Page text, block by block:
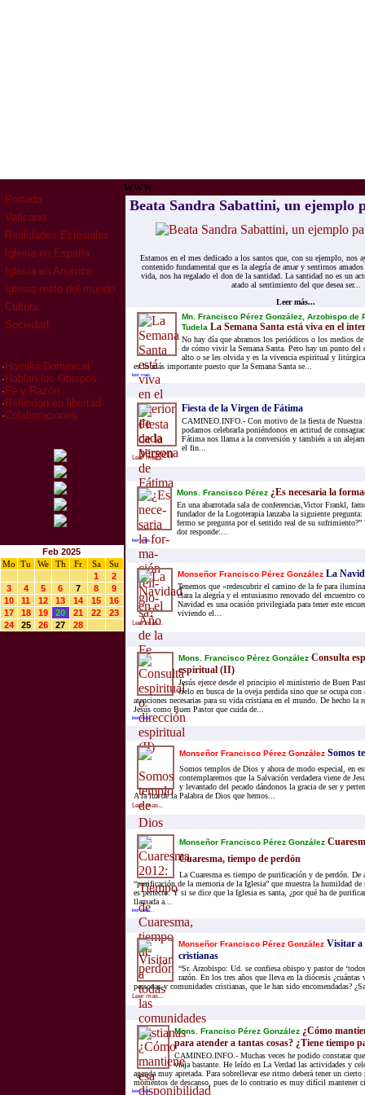
Portada
Vaticano
Realidades Eclesiales
Iglesia en España
Iglesia en América
Iglesia resto del mundo
Cultura
Sociedad
· Homilia Dominical
· Hablan los Obispos
· Fe y Razón
· Reflexion en libertad
·Colaboraciones
Feb 2025
Mo
Tu We Th Fr Sa
Su
1
2
3
4 5 6 7 8
9
10
11 12 13 14 15
16
17
18 19 20 21 22
23
24
25 26 27 28
www
Beata Sandra Sabattini, un ejemplo
Estamos en el mes dedicado a los santos que, con su ejemplo, nos
contenido fundamental que es la alegría de amar y sentirnos
vida, nos ha regalado el don de la santidad. La santidad no es un
atado al sentimiento del que desea ser...
Leer más...
Mn. Francisco Pérez González, Arzobispo de
Tudela La Semana Santa está viva en el
No hay día que abramos los periódicos o los medios
de cómo vivir la Semana Santa. Pero hay un punto del
alto o se les olvida y es la vivencia espiritual y
es lo más importante puesto que la Semana Santa se...
leer mas...
Fiesta de la Virgen de Fátima
CAMINEO.INFO.- Con motivo de la fiesta de Nuestra
podamos celebrarla poniéndonos en actitud de
Fátima nos llama a la conversión y también a un
el fin...
Leer mas...
Mons. Fran­cis­co Pé­rez ¿Es ne­ce­sa­ria la
En una aba­rro­ta­da sala de con­fe­ren­cias,Vic­tor Frankl,
fun­da­dor de la Lo­go­te­ra­pia lan­za­ba la si­guien­te
fer­mo se pre­gun­ta por el sen­ti­do real de su
dor res­pon­de:...
leer mas...
Monseñor Francisco Pérez González La
Tenemos que «redescubrir el camino de la fe para
clara la alegría y el entusiasmo renovado del encuentro
Navidad es una ocasión privilegiada para tener este
viviendo el...
Leer mas...
Mons. Francisco Pérez González Consulta
espiritual (II)
Jesús ejerce desde el principio el ministerio de Buen
cielo en busca de la oveja perdida sino que se ocupa con
atenciones necesarias para su vida cristiana en el mundo. De hecho la
Jesús como Buen Pastor que cuida de...
leer mas...
Monseñor Francisco Pérez González Somos
Somos templos de Dios y ahora de modo especial, en
contemplaremos que la Salvación verdadera viene de
y levantado del pecado dándonos la gracia de ser y
A la luz de la Palabra de Dios que hemos...
Leer mas...
Monseñor Francisco Pérez González
Cuaresma, tiempo de perdón
La Cuaresma es tiempo de purificación y de perdón. De
“purificación de la memoria de la Iglesia” que muestra la humildad de
es perfecto. Y si se dice que la Iglesia es santa, ¿por qué ha de
llamada a...
leer mas...
Monseñor Francisco Pérez González Visitar a
cristianas
“Sr. Arzobispo: Ud. se confiesa obispo y pastor de
razón. En los tres años que lleva en la diócesis ¿cuántas
personas y comunidades cristianas, que le han sido encomendadas?
Leer mas...
Mons. Franciso Pérez González ¿Cómo
para atender a tantas cosas? ¿Tiene tiempo
CAMINEO.INFO.- Muchas veces he podido constatar
viaja bastante. He leído en La Verdad las actividades y
agenda muy apretada. Para sobrellevar ese ritmo deberá tener un
momentos de descanso, pues de lo contrario es muy difícil mantener
leer mas...